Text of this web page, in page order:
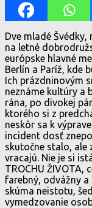
Dve mladé
na letné
európske hlavné
Berlín a Paríž, kde
Ich prázdninovým
neznáme kultúry a
rána, po divokej
ktorého si z
neskôr sa k
incident dosť
skutočne stalo, ale
vracajú. Nie je si
TROCHU ŽIVOTA,
farebný, odvážny
skúma neistotu,
vymedzovanie